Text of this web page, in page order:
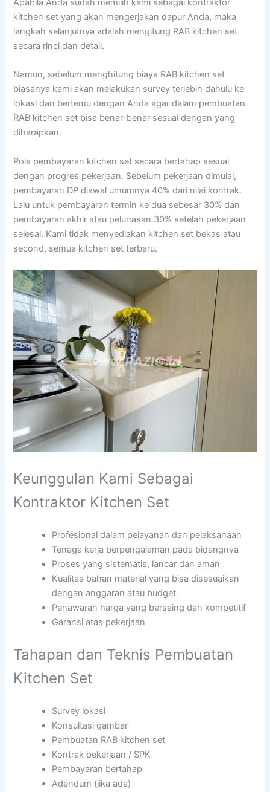
Apabila Anda sudah memilih kami sebagai kontraktor
kitchen set yang akan mengerjakan dapur Anda, maka
langkah selanjutnya adalah mengitung RAB kitchen set
secara rinci dan detail.
Namun, sebelum menghitung biaya RAB kitchen set
biasanya kami akan melakukan survey terlebih dahulu ke
lokasi dan bertemu dengan Anda agar dalam pembuatan
RAB kitchen set bisa benar-benar sesuai dengan yang
diharapkan.
Pola pembayaran kitchen set secara bertahap sesuai
dengan progres pekerjaan. Sebelum pekerjaan dimulai,
pembayaran DP diawal umumnya 40% dari nilai kontrak.
Lalu untuk pembayaran termin ke dua sebesar 30% dan
pembayaran akhir atau pelunasan 30% setelah pekerjaan
selesai. Kami tidak menyediakan kitchen set bekas atau
second, semua kitchen set terbaru.
Keunggulan Kami Sebagai
Kontraktor Kitchen Set
Profesional dalam pelayanan dan pelaksanaan
Tenaga kerja berpengalaman pada bidangnya
Proses yang sistematis, lancar dan aman
Kualitas bahan material yang bisa disesuaikan
dengan anggaran atau budget
Penawaran harga yang bersaing dan kompetitif
Garansi atas pekerjaan
Tahapan dan Teknis Pembuatan
Kitchen Set
Survey lokasi
Konsultasi gambar
Pembuatan RAB kitchen set
Kontrak pekerjaan / SPK
Pembayaran bertahap
Adendum (jika ada)